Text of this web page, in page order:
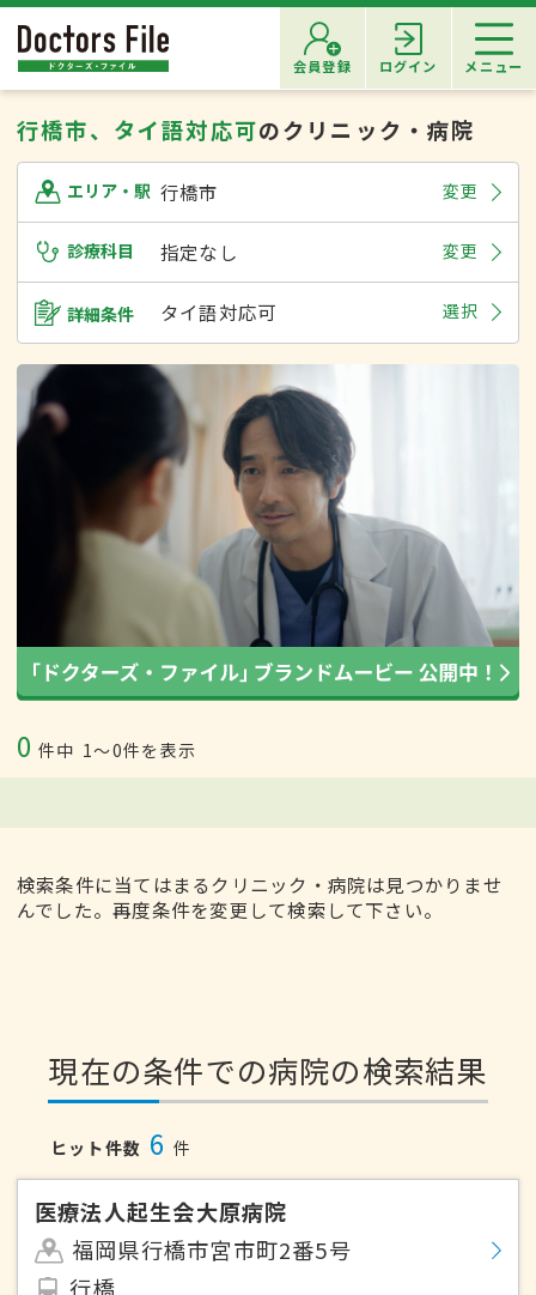
会員登録 ログイン メニュー
行橋市、タイ語対応可のクリニック・病院
エリア・駅 行橋市 変更
診療科目 指定なし 変更
詳細条件 タイ語対応可 選択
0 件中 1〜0件を表示
検索条件に当てはまるクリニック・病院は見つかりませ
んでした。再度条件を変更して検索して下さい。
現在の条件での病院の検索結果
ヒット件数 6 件
医療法人起生会大原病院
福岡県行橋市宮市町2番5号
行橋